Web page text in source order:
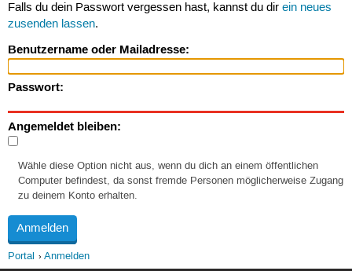
Falls du dein Passwort vergessen hast, kannst du dir ein neues
zusenden lassen.
Benutzername oder Mailadresse:
Passwort:
Angemeldet bleiben:
Wähle diese Option nicht aus, wenn du dich an einem öffentlichen
Computer befindest, da sonst fremde Personen möglicherweise Zugang
zu deinem Konto erhalten.
Portal Anmelden